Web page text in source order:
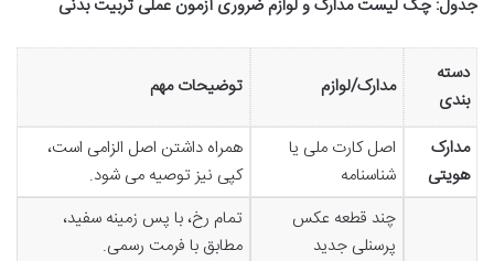
جدول: چک لیست مدارک و لوازم ضروری آزمون عملی تربیت بدنی
دسته
بندی
مدارک/لوازم توضیحات مهم
مدارک
هویتی
اصل کارت ملی یا
شناسنامه
همراه داشتن اصل الزامی است،
کپی نیز توصیه می شود.
چند قطعه عکس
پرسنلی جدید
تمام رخ، با پس زمینه سفید،
مطابق با فرمت رسمی.